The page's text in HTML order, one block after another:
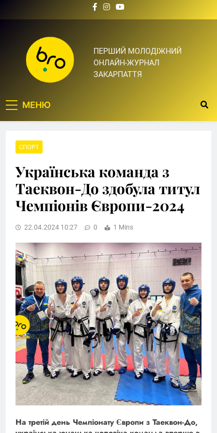
Bro.org.ua | BRO – ЦЕ
ТВІЙ БРО
ПЕРШИЙ МОЛОДІЖНИЙ
ОНЛАЙН-ЖУРНАЛ
ЗАКАРПАТТЯ
МЕНЮ
СПОРТ
Українська команда з
Таеквон-До здобула титул
Чемпіонів Європи-2024
22.04.2024 10:27 0 1 Mins
На третій день Чемпіонату Європи з Таеквон-До,